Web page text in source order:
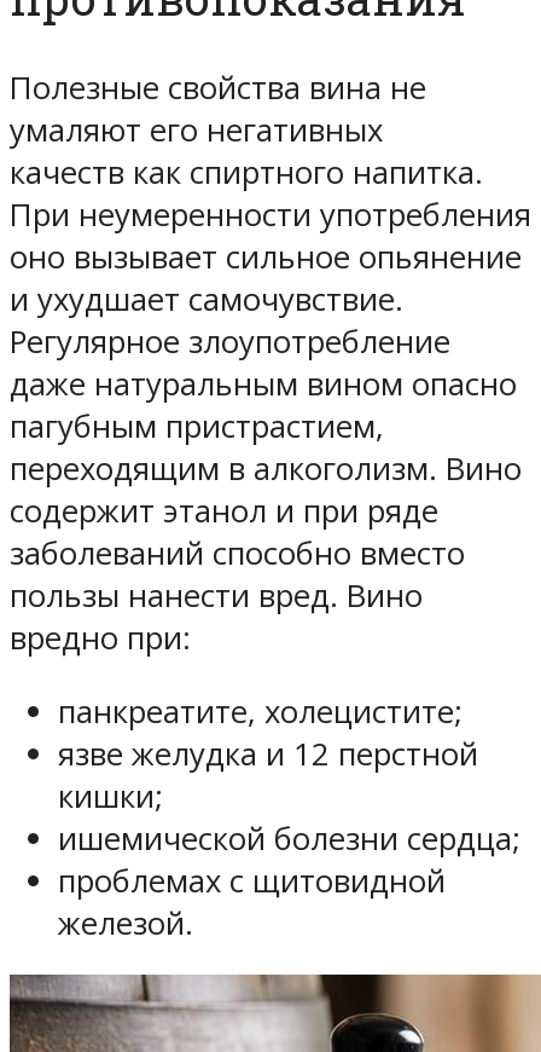
Полезные свойства вина не
умаляют его негативных
качеств как спиртного напитка.
При неумеренности употребления
оно вызывает сильное опьянение
и ухудшает самочувствие.
Регулярное злоупотребление
даже натуральным вином опасно
пагубным пристрастием,
переходящим в алкоголизм. Вино
содержит этанол и при ряде
заболеваний способно вместо
пользы нанести вред. Вино
вредно при:
панкреатите, холецистите;
язве желудка и 12 перстной
кишки;
ишемической болезни сердца;
проблемах с щитовидной
железой.